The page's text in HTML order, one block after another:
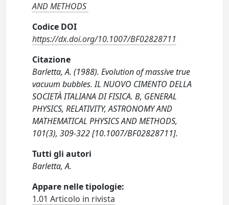
AND METHODS
Codice DOI
https://dx.doi.org/10.1007/BF02828711
Citazione
Barletta, A. (1988). Evolution of massive true
vacuum bubbles. IL NUOVO CIMENTO DELLA
SOCIETÀ ITALIANA DI FISICA. B, GENERAL
PHYSICS, RELATIVITY, ASTRONOMY AND
MATHEMATICAL PHYSICS AND METHODS,
101(3), 309-322 [10.1007/BF02828711].
Tutti gli autori
Barletta, A.
Appare nelle tipologie:
1.01 Articolo in rivista